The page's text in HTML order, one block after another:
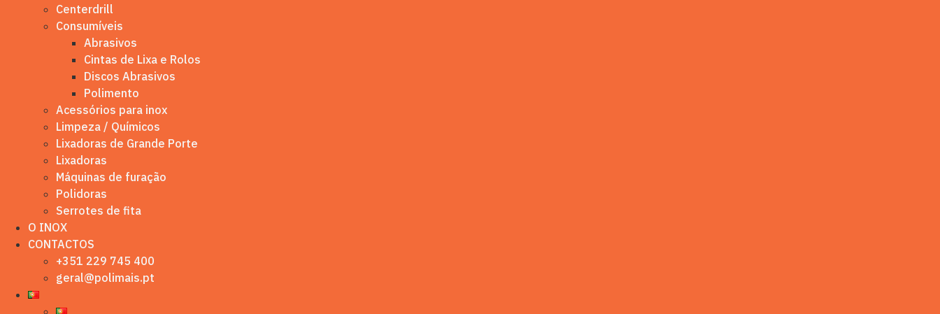
Centerdrill
Consumíveis
Abrasivos
Cintas de Lixa e Rolos
Discos Abrasivos
Polimento
Acessórios para inox
Limpeza / Químicos
Lixadoras de Grande Porte
Lixadoras
Máquinas de furação
Polidoras
Serrotes de fita
O INOX
CONTACTOS
+351 229 745 400
geral@polimais.pt